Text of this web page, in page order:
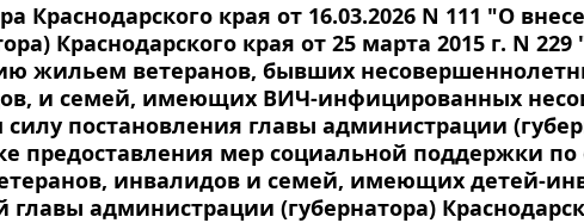
Краснодарского края от 16.03.2026 N 111 "О
Краснодарского края от 25 марта 2015 г. N
жильем ветеранов, бывших
и семей, имеющих ВИЧ-инфицированных
постановления главы администрации
предоставления мер социальной поддержки
инвалидов и семей, имеющих детей-
администрации (губернатора)